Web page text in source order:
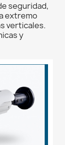
seguridad,
extremo
verticales.
y